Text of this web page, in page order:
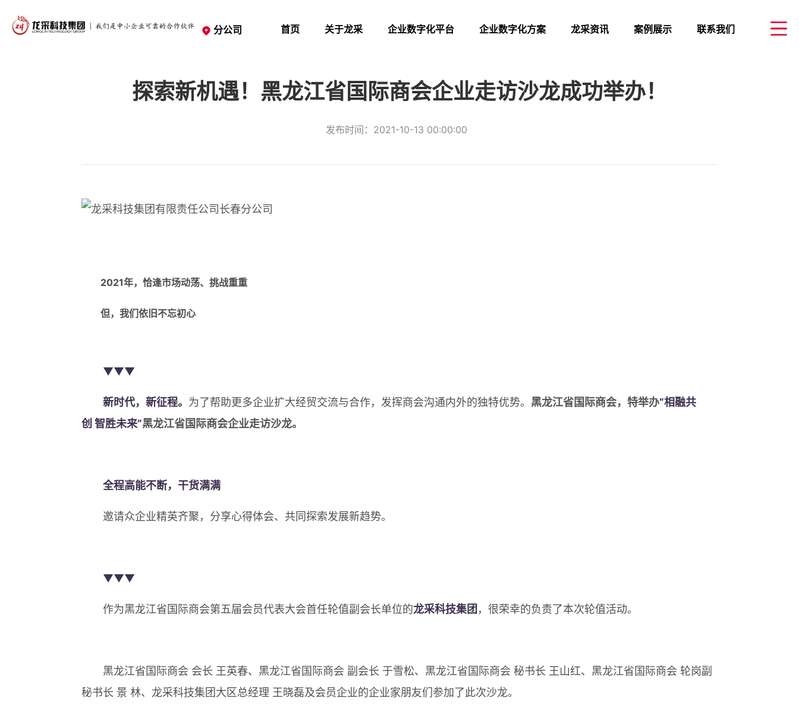
分公司 首页 关于龙采
公司简介
企业数字化平台
企业管理数字化
企业数字化方案
APP开发
龙采资讯
企业资讯
案例展示
全域建站案例
联系我们
探索新机遇！黑龙江省国际商会企业走访沙龙成功举办！
发布时间：2021-10-13 00:00:00
2021年，恰逢市场动荡、挑战重重
但，我们依旧不忘初心
▼▼▼
新时代，新征程。 为了帮助更多企业扩大经贸交流与合作，发挥商会沟通内外的独特优势。 黑龙江省国际商会，特举办“相融共
创 智胜未来”黑龙江省国际商会企业走访沙龙。
全程高能不断，干货满满
邀请众企业精英齐聚，分享心得体会、共同探索发展新趋势。
▼▼▼
作为黑龙江省国际商会第五届会员代表大会首任轮值副会长单位的龙采科技集团 ，很荣幸的负责了本次轮值活动。
黑龙江省国际商会 会长 王英春、黑龙江省国际商会 副会长 于雪松、黑龙江省国际商会 秘书长 王山红、黑龙江省国际商会 轮岗副
秘书长 景 林、龙采科技集团大区总经理 王晓磊及会员企业的企业家朋友们参加了此次沙龙。